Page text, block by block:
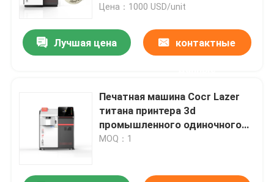
Цена：1000 USD/unit
Лучшая цена контактные
Печатная машина Cocr Lazer
титана принтера 3d
промышленного одиночного
металла лазера волокна
MOQ：1